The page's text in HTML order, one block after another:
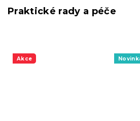
Praktické rady a péče
Akce